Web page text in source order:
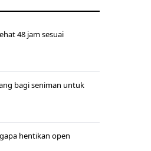
48 jam sesuai
bagi seniman untuk
hentikan open